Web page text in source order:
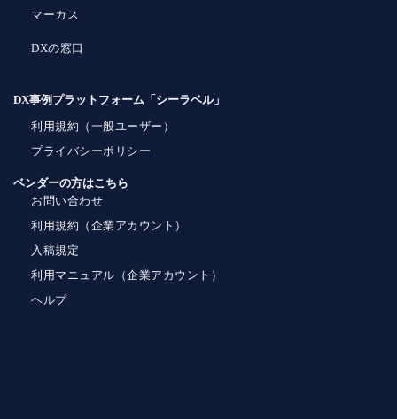
マーカス
DXの窓口
DX事例プラットフォーム「シーラベル」
利用規約（一般ユーザー）
プライバシーポリシー
ベンダーの方はこちら
お問い合わせ
利用規約（企業アカウント）
入稿規定
利用マニュアル（企業アカウント）
ヘルプ